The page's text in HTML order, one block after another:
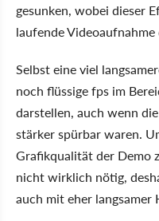
gesunken, wobei dieser
laufende
Selbst eine viel
noch flüssige fps im
darstellen, auch wenn
stärker spürbar waren.
Grafikqualität der Demo
nicht wirklich nötig,
auch mit eher langsamer